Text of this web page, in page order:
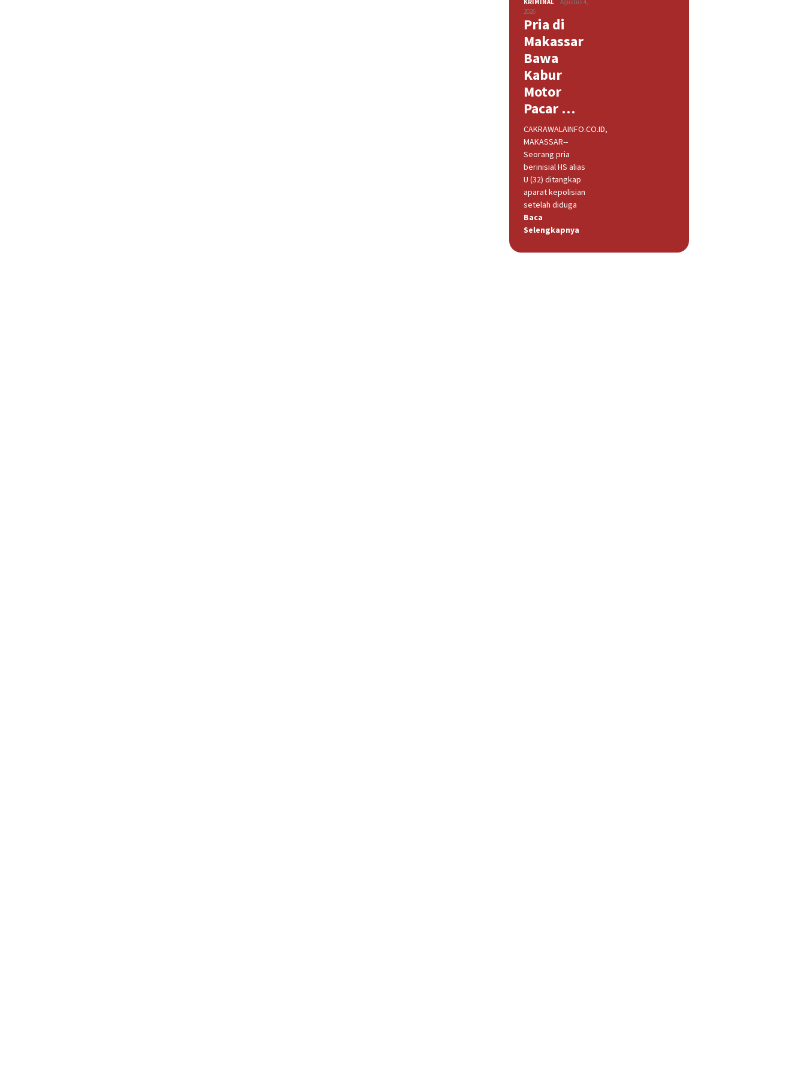
KRIMINAL
Agustus 4,
2026
Pria di
Makassar
Bawa
Kabur
Motor
Pacar …
CAKRAWALAINFO.CO.ID,
MAKASSAR--
Seorang pria
berinisial HS alias
U (32) ditangkap
aparat kepolisian
setelah diduga
Baca
Selengkapnya